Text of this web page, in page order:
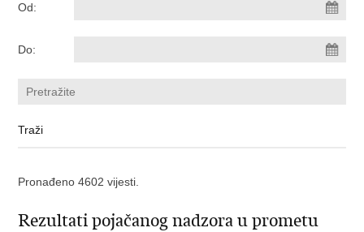
Od:
Do:
Pronađeno 4602 vijesti.
Rezultati pojačanog nadzora u prometu